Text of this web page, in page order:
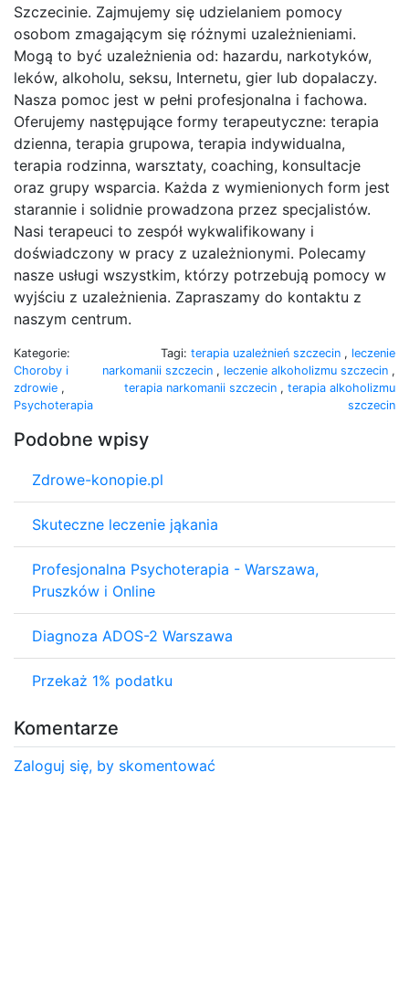
Szczecinie. Zajmujemy się udzielaniem pomocy
osobom zmagającym się różnymi uzależnieniami.
Mogą to być uzależnienia od: hazardu, narkotyków,
leków, alkoholu, seksu, Internetu, gier lub dopalaczy.
Nasza pomoc jest w pełni profesjonalna i fachowa.
Oferujemy następujące formy terapeutyczne: terapia
dzienna, terapia grupowa, terapia indywidualna,
terapia rodzinna, warsztaty, coaching, konsultacje
oraz grupy wsparcia. Każda z wymienionych form jest
starannie i solidnie prowadzona przez specjalistów.
Nasi terapeuci to zespół wykwalifikowany i
doświadczony w pracy z uzależnionymi. Polecamy
nasze usługi wszystkim, którzy potrzebują pomocy w
wyjściu z uzależnienia. Zapraszamy do kontaktu z
naszym centrum.
Kategorie:
Choroby i
zdrowie ,
Psychoterapia
Tagi: terapia uzależnień szczecin , leczenie
narkomanii szczecin , leczenie alkoholizmu szczecin ,
terapia narkomanii szczecin , terapia alkoholizmu
szczecin
Podobne wpisy
Zdrowe-konopie.pl
Skuteczne leczenie jąkania
Profesjonalna Psychoterapia - Warszawa,
Pruszków i Online
Diagnoza ADOS-2 Warszawa
Przekaż 1% podatku
Komentarze
Zaloguj się, by skomentować